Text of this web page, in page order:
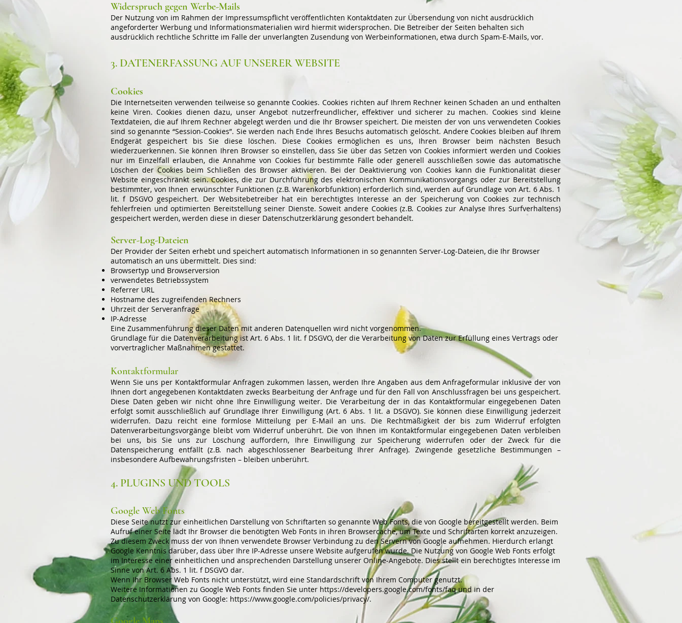
Widerspruch gegen Werbe-Mails
Der Nutzung von im Rahmen der Impressumspflicht veröffentlichten Kontaktdaten zur Übersendung von nicht ausdrücklich
angeforderter Werbung und Informationsmaterialien wird hiermit widersprochen. Die Betreiber der Seiten behalten sich
ausdrücklich rechtliche Schritte im Falle der unverlangten Zusendung von Werbeinformationen, etwa durch Spam-E-Mails, vor.
3. DATENERFASSUNG AUF UNSERER WEBSITE
Cookies
Die Internetseiten verwenden teilweise so genannte Cookies. Cookies richten auf Ihrem Rechner keinen Schaden an und enthalten
keine Viren. Cookies dienen dazu, unser Angebot nutzerfreundlicher, effektiver und sicherer zu machen. Cookies sind kleine
Textdateien, die auf Ihrem Rechner abgelegt werden und die Ihr Browser speichert. Die meisten der von uns verwendeten Cookies
sind so genannte “Session-Cookies”. Sie werden nach Ende Ihres Besuchs automatisch gelöscht. Andere Cookies bleiben auf Ihrem
Endgerät gespeichert bis Sie diese löschen. Diese Cookies ermöglichen es uns, Ihren Browser beim nächsten Besuch
wiederzuerkennen. Sie können Ihren Browser so einstellen, dass Sie über das Setzen von Cookies informiert werden und Cookies
nur im Einzelfall erlauben, die Annahme von Cookies für bestimmte Fälle oder generell ausschließen sowie das automatische
Löschen der Cookies beim Schließen des Browser aktivieren. Bei der Deaktivierung von Cookies kann die Funktionalität dieser
Website eingeschränkt sein. Cookies, die zur Durchführung des elektronischen Kommunikationsvorgangs oder zur Bereitstellung
bestimmter, von Ihnen erwünschter Funktionen (z.B. Warenkorbfunktion) erforderlich sind, werden auf Grundlage von Art. 6 Abs. 1
lit. f DSGVO gespeichert. Der Websitebetreiber hat ein berechtigtes Interesse an der Speicherung von Cookies zur technisch
fehlerfreien und optimierten Bereitstellung seiner Dienste. Soweit andere Cookies (z.B. Cookies zur Analyse Ihres Surfverhaltens)
gespeichert werden, werden diese in dieser Datenschutzerklärung gesondert behandelt.
Server-Log-Dateien
Der Provider der Seiten erhebt und speichert automatisch Informationen in so genannten Server-Log-Dateien, die Ihr Browser
automatisch an uns übermittelt. Dies sind:
Browsertyp und Browserversion
verwendetes Betriebssystem
Referrer URL
Hostname des zugreifenden Rechners
Uhrzeit der Serveranfrage
IP-Adresse
Eine Zusammenführung dieser Daten mit anderen Datenquellen wird nicht vorgenommen.
Grundlage für die Datenverarbeitung ist Art. 6 Abs. 1 lit. f DSGVO, der die Verarbeitung von Daten zur Erfüllung eines Vertrags oder
vorvertraglicher Maßnahmen gestattet.
Kontaktformular
Wenn Sie uns per Kontaktformular Anfragen zukommen lassen, werden Ihre Angaben aus dem Anfrageformular inklusive der von
Ihnen dort angegebenen Kontaktdaten zwecks Bearbeitung der Anfrage und für den Fall von Anschlussfragen bei uns gespeichert.
Diese Daten geben wir nicht ohne Ihre Einwilligung weiter. Die Verarbeitung der in das Kontaktformular eingegebenen Daten
erfolgt somit ausschließlich auf Grundlage Ihrer Einwilligung (Art. 6 Abs. 1 lit. a DSGVO). Sie können diese Einwilligung jederzeit
widerrufen. Dazu reicht eine formlose Mitteilung per E-Mail an uns. Die Rechtmäßigkeit der bis zum Widerruf erfolgten
Datenverarbeitungsvorgänge bleibt vom Widerruf unberührt. Die von Ihnen im Kontaktformular eingegebenen Daten verbleiben
bei uns, bis Sie uns zur Löschung auffordern, Ihre Einwilligung zur Speicherung widerrufen oder der Zweck für die
Datenspeicherung entfällt (z.B. nach abgeschlossener Bearbeitung Ihrer Anfrage). Zwingende gesetzliche Bestimmungen –
insbesondere Aufbewahrungsfristen – bleiben unberührt.
4. PLUGINS UND TOOLS
Google Web Fonts
Diese Seite nutzt zur einheitlichen Darstellung von Schriftarten so genannte Web Fonts, die von Google bereitgestellt werden. Beim
Aufruf einer Seite lädt Ihr Browser die benötigten Web Fonts in ihren Browsercache, um Texte und Schriftarten korrekt anzuzeigen.
Zu diesem Zweck muss der von Ihnen verwendete Browser Verbindung zu den Servern von Google aufnehmen. Hierdurch erlangt
Google Kenntnis darüber, dass über Ihre IP-Adresse unsere Website aufgerufen wurde. Die Nutzung von Google Web Fonts erfolgt
im Interesse einer einheitlichen und ansprechenden Darstellung unserer Online-Angebote. Dies stellt ein berechtigtes Interesse im
Sinne von Art. 6 Abs. 1 lit. f DSGVO dar.
Wenn Ihr Browser Web Fonts nicht unterstützt, wird eine Standardschrift von Ihrem Computer genutzt.
Weitere Informationen zu Google Web Fonts finden Sie unter https://developers.google.com/fonts/faqund in der
Datenschutzerklärung von Google: https://www.google.com/policies/privacy/.